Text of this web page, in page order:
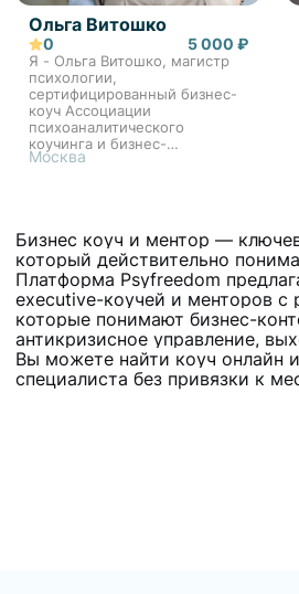
Ольга Витошко
0 5 000 ₽
Я - Ольга Витошко, магистр
психологии,
сертифицированный бизнес-
коуч Ассоциации
психоаналитического
коучинга и бизнес-
консультирования. По
Москва
Бизнес коуч и ментор —
который действительно
Платформа Psyfreedom
executive-коучей и менторов
которые понимают бизнес-
антикризисное управление,
Вы можете найти коуч онлайн
специалиста без привязки к